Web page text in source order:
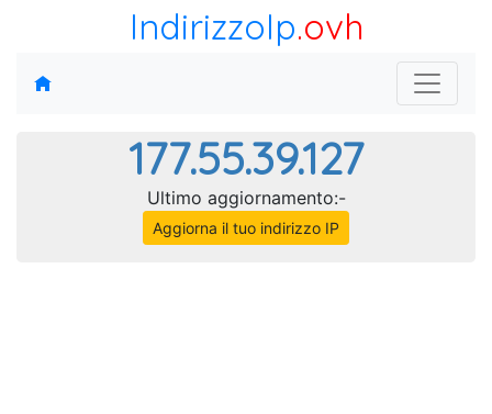
IndirizzoIp.ovh
177.55.39.127
Ultimo aggiornamento:-
Aggiorna il tuo indirizzo IP